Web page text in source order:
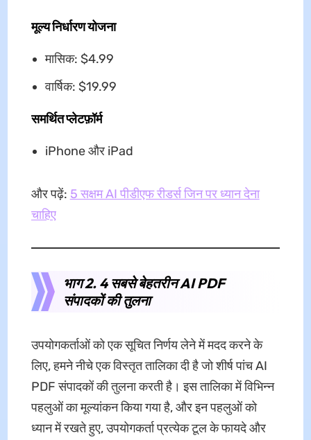
मूल्य निर्धारण योजना
मासिक: $4.99
वार्षिक: $19.99
समर्थित प्लेटफ़ॉर्म
iPhone और iPad
और पढ़ें: 5 सक्षम AI पीडीएफ रीडर्स जिन पर ध्यान देना
चाहिए
भाग 2. 4 सबसे बेहतरीन AI PDF
संपादकों की तुलना
उपयोगकर्ताओं को एक सूचित निर्णय लेने में मदद करने के
लिए, हमने नीचे एक विस्तृत तालिका दी है जो शीर्ष पांच AI
PDF संपादकों की तुलना करती है। इस तालिका में विभिन्न
पहलुओं का मूल्यांकन किया गया है, और इन पहलुओं को
ध्यान में रखते हुए, उपयोगकर्ता प्रत्येक टूल के फायदे और